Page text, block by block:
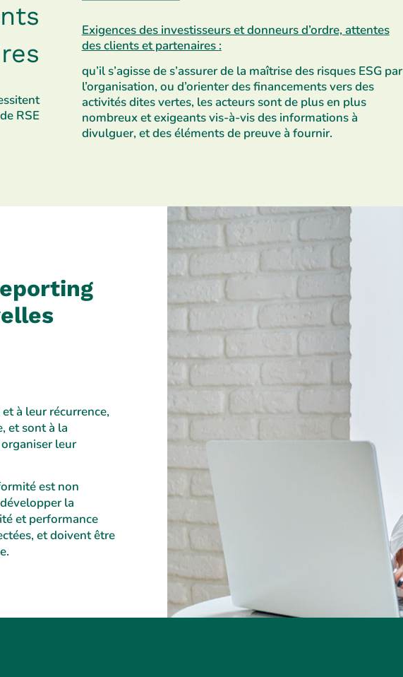
RSE
Exigences des investisseurs et donneurs d’ordre, attentes
des clients et partenaires :
qu’il s’agisse de s’assurer de la maîtrisedes risques ESG par
l’organisation, ou d’orienter des financements vers des
activitésdites vertes, les acteurs sont de plus en plus
nombreux et exigeants vis-à-vis des informations à
divulguer, et des éléments de preuve à fournir.
à leur récurrence,
et sont à la
leur
est non
la
et performance
et doivent être